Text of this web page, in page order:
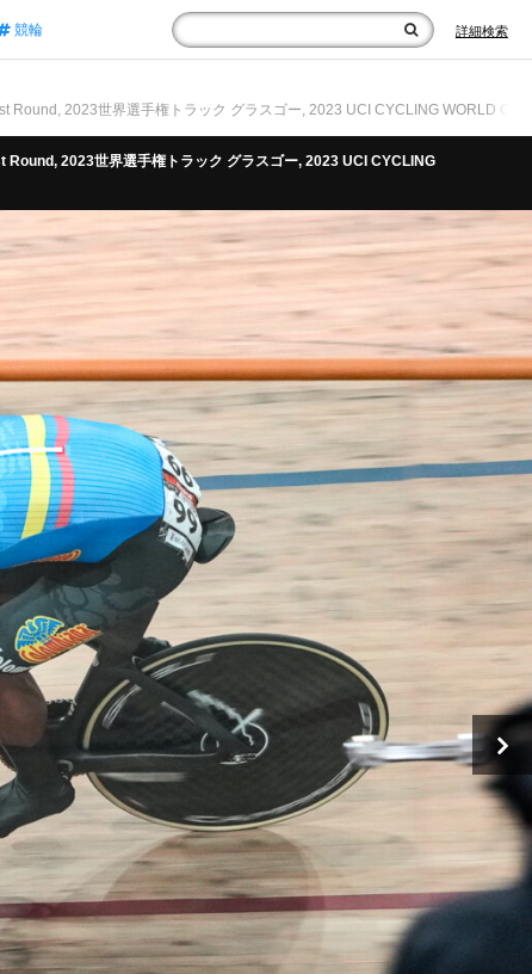
競輪 詳細検索
2023世界選手権トラック グラスゴー, 2023 UCI CYCLING WORLD
2023世界選手権トラック グラスゴー, 2023 UCI CYCLING